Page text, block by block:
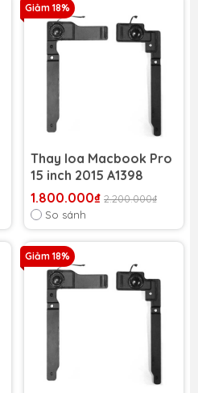
Giảm 18%
Thay loa Macbook Pro
15 inch 2015 A1398
1.800.000₫ 2.200.000₫
So sánh
Giảm 18%